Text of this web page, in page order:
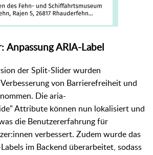
Anpassung ARIA-Label
der Split-Slider wurden
von Barrierefreiheit und
Die aria-
Attribute können nun lokalisiert und
die Benutzererfahrung für
verbessert. Zudem wurde das
im Backend überarbeitet, sodass